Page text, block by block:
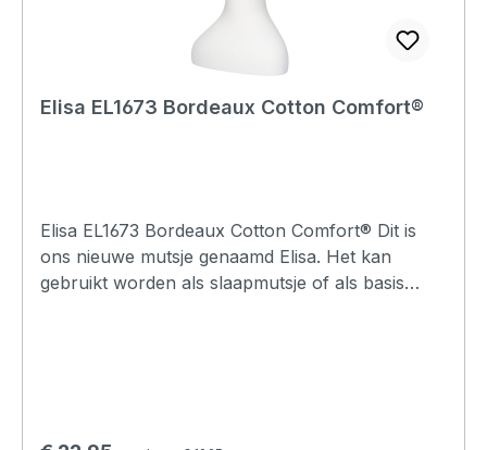
Elisa EL1673 Bordeaux Cotton Comfort®
Elisa EL1673 Bordeaux Cotton Comfort® Dit is
ons nieuwe mutsje genaamd Elisa. Het kan
gebruikt worden als slaapmutsje of als basis
is een heerlijk zacht mutsje en ideaal om je hoofd